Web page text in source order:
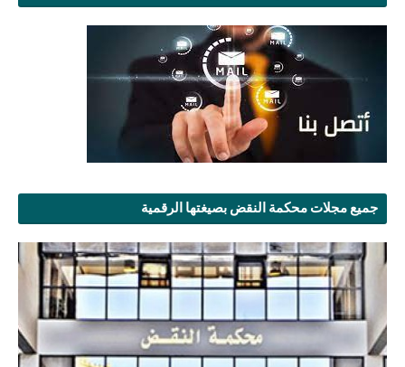
جميع مجلات محكمة النقض بصيغتها الرقمية